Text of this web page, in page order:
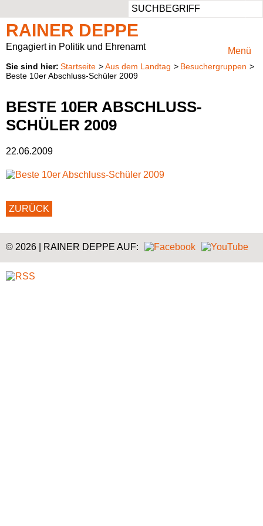
RAINER DEPPE
Engagiert in Politik und Ehrenamt Menü
Startseite Aus dem Landtag
Besuchergruppen
Beste 10er Abschluss-Schüler 2009
BESTE 10ER ABSCHLUSS-
SCHÜLER 2009
22.06.2009
ZURÜCK
© 2026 | RAINER DEPPE AUF:
Rheinisch-Bergischer Kreis
Region Köln
Unterwegs
Privater Werdegang
Beruflicher Werdegang
Politischer Werdegang
Aufgaben
Vorsitzender des Regionalrats Köln
Kreistagsabgeordneter
Rheinisch-Bergischer Kreis
Presse & Fotos
Kontaktformular